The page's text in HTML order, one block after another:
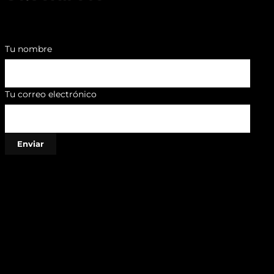
Tu nombre
Tu correo electrónico